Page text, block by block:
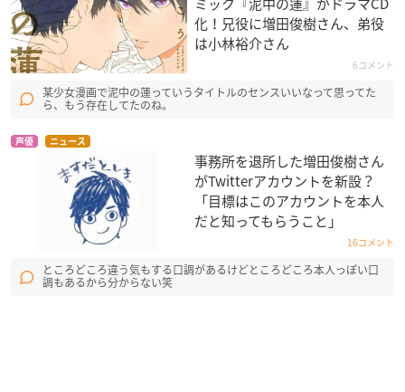
化！兄役に増田俊樹さん、弟役
は小林裕介さん
6コメント
某少女漫画で泥中の蓮っていうタイトルのセンスいいなって思ってた
ら、もう存在してたのね。
声優 ニュース
事務所を退所した増田俊樹さん
がTwitterアカウントを新設？
「目標はこのアカウントを本人
だと知ってもらうこと」
16コメント
ところどころ違う気もする口調があるけどところどころ本人っぽい口
調もあるから分からない笑